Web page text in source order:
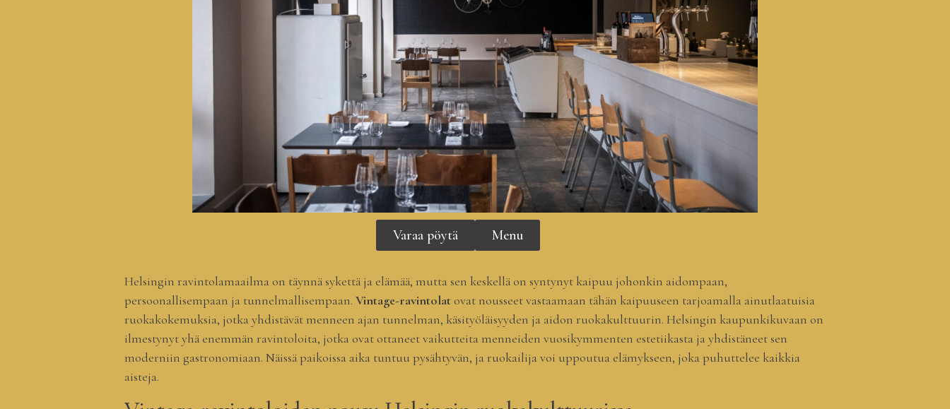
Varaa pöytä Menu
Helsingin ravintolamaailma on täynnä sykettä ja elämää, mutta sen keskellä on syntynyt kaipuu johonkin aidompaan,
persoonallisempaan ja tunnelmallisempaan. Vintage-ravintolatovat nousseet vastaamaan tähän kaipuuseen tarjoamalla ainutlaatuisia
ruokakokemuksia, jotka yhdistävät menneen ajan tunnelman, käsityöläisyyden ja aidon ruokakulttuurin. Helsingin kaupunkikuvaan on
ilmestynyt yhä enemmän ravintoloita, jotka ovat ottaneet vaikutteita menneiden vuosikymmenten estetiikasta ja yhdistäneet sen
moderniin gastronomiaan. Näissä paikoissa aika tuntuu pysähtyvän, ja ruokailija voi uppoutua elämykseen, joka puhuttelee kaikkia
aisteja.